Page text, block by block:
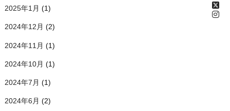
2025年1月 (1)
2024年12月 (2)
2024年11月 (1)
2024年10月 (1)
2024年7月 (1)
2024年6月 (2)